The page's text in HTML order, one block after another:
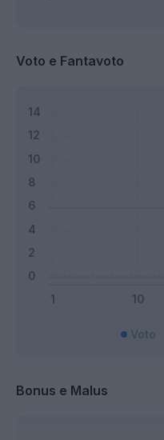
Voto e Fantavoto
Bonus e Malus